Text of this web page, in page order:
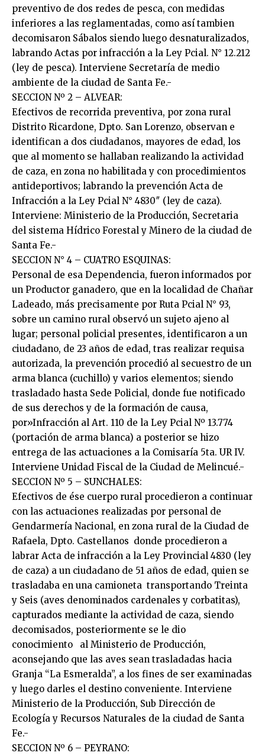
preventivo de dos redes de pesca, con medidas
inferiores a las reglamentadas, como así tambien
decomisaron Sábalos siendo luego desnaturalizados,
labrando Actas por infracción a la Ley Pcial. N° 12.212
(ley de pesca). Interviene Secretaría de medio
ambiente de la ciudad de Santa Fe.-
SECCION Nº 2 – ALVEAR:
Efectivos de recorrida preventiva, por zona rural
Distrito Ricardone, Dpto. San Lorenzo, observan e
identifican a dos ciudadanos, mayores de edad, los
que al momento se hallaban realizando la actividad
de caza, en zona no habilitada y con procedimientos
antideportivos; labrando la prevención Acta de
Infracción a la Ley Pcial N° 4830″ (ley de caza).
Interviene: Ministerio de la Producción, Secretaria
del sistema Hídrico Forestal y Minero de la ciudad de
Santa Fe.-
SECCION N° 4 – CUATRO ESQUINAS:
Personal de esa Dependencia, fueron informados por
un Productor ganadero, que en la localidad de Chañar
Ladeado, más precisamente por Ruta Pcial N° 93,
sobre un camino rural observó un sujeto ajeno al
lugar; personal policial presentes, identificaron a un
ciudadano, de 23 años de edad, tras realizar requisa
autorizada, la prevención procedió al secuestro de un
arma blanca (cuchillo) y varios elementos; siendo
trasladado hasta Sede Policial, donde fue notificado
de sus derechos y de la formación de causa,
por»Infracción al Art. 110 de la Ley Pcial Nº 13.774
(portación de arma blanca) a posterior se hizo
entrega de las actuaciones a la Comisaría 5ta. UR IV.
Interviene Unidad Fiscal de la Ciudad de Melincué.-
SECCION Nº 5 – SUNCHALES:
Efectivos de ése cuerpo rural procedieron a continuar
con las actuaciones realizadas por personal de
Gendarmería Nacional, en zona rural de la Ciudad de
Rafaela, Dpto. Castellanos donde procedieron a
labrar Acta de infracción a la Ley Provincial 4830 (ley
de caza) a un ciudadano de 51 años de edad, quien se
trasladaba en una camioneta transportando Treinta
y Seis (aves denominados cardenales y corbatitas),
capturados mediante la actividad de caza, siendo
decomisados, posteriormente se le dio
conocimiento al Ministerio de Producción,
aconsejando que las aves sean trasladadas hacia
Granja “La Esmeralda”, a los fines de ser examinadas
y luego darles el destino conveniente. Interviene
Ministerio de la Producción, Sub Dirección de
Ecología y Recursos Naturales de la ciudad de Santa
Fe.-
SECCION Nº 6 – PEYRANO: